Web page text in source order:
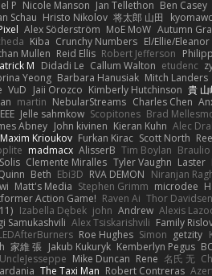
P Nicole Manson Jan Tellethon Ben Casey
Schau Hristo Nikolov 将太郎 山田
Alex Söderström MoE MoW Autumn
Kiba Crunchy Numbers El/Ellie/Eleanor
Mullen Reid Ellis Robert Jefferson
M Didadi Le Callum Walton etudenc
Yeong Barbara Hanusiak Mitch Landers
VuD Jaii Orozco Kimberly Hutchinson 貴 山
martin NebularStreams Charles Chen
Jelle sahmkow Scopitones Brad
Abney John kivinen Kieran Kuhn Alec
Maxim Krioukov Furkan Kirac Scott North
madmacx AlisserB Tim Boylan Braulio
Clemente Miralles Tyler Vaughn Laster
Beth Ebi3D RVA DEMON Niranjan
Matt's Media Stephen Grimm microdee
Action Game! Raven Ai Thor Davidsen
Izabella Dębek john Andrew Alexis
Samukashvili Alex Tsiskarishvili Family
Roe Hughes Simon getzity
家維 張 Jakub Kukuryk Kemberlyn Pegus
UncleJesseppe Mike Duncan Rene 名氏 无
The Taxi Man Robert Contreras